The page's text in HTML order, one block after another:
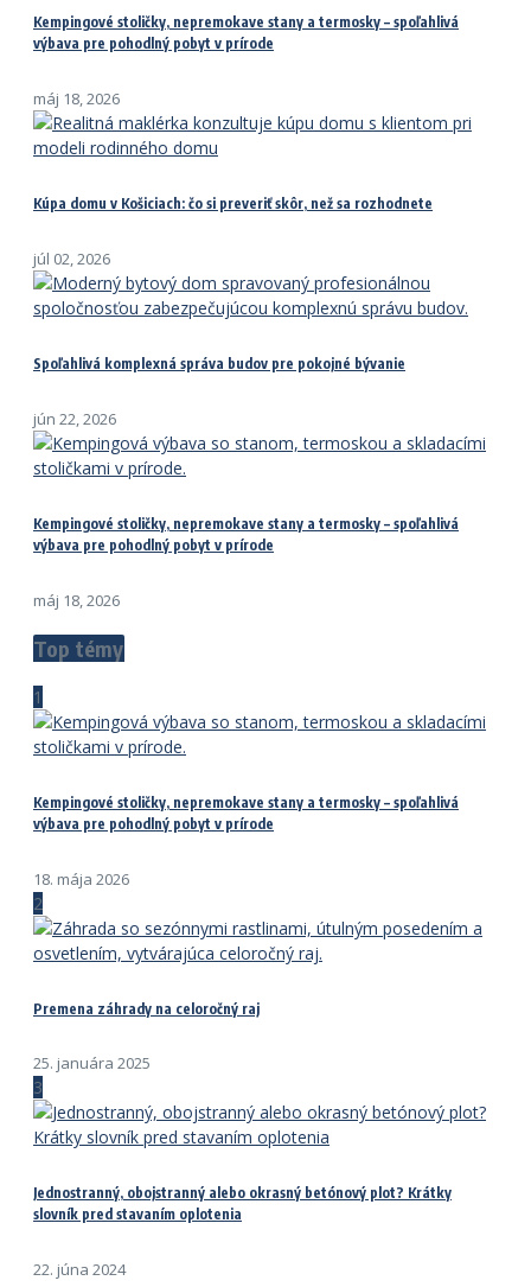
Kempingové stoličky, nepremokave stany a termosky – spoľahlivá
výbava pre pohodlný pobyt v prírode
máj 18, 2026
Kúpa domu v Košiciach: čo si preveriť skôr, než sa rozhodnete
júl 02, 2026
Spoľahlivá komplexná správa budov pre pokojné bývanie
jún 22, 2026
Kempingové stoličky, nepremokave stany a termosky – spoľahlivá
výbava pre pohodlný pobyt v prírode
máj 18, 2026
Top témy
1
Kempingové stoličky, nepremokave stany a termosky – spoľahlivá
výbava pre pohodlný pobyt v prírode
18. mája 2026
2
Premena záhrady na celoročný raj
25. januára 2025
3
Jednostranný, obojstranný alebo okrasný betónový plot? Krátky
slovník pred stavaním oplotenia
22. júna 2024